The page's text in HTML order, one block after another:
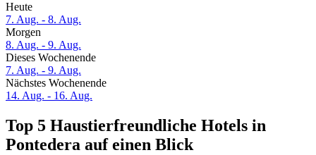
Heute
7. Aug. - 8. Aug.
Morgen
8. Aug. - 9. Aug.
Dieses Wochenende
7. Aug. - 9. Aug.
Nächstes Wochenende
14. Aug. - 16. Aug.
Top 5 Haustierfreundliche Hotels in
Pontedera auf einen Blick